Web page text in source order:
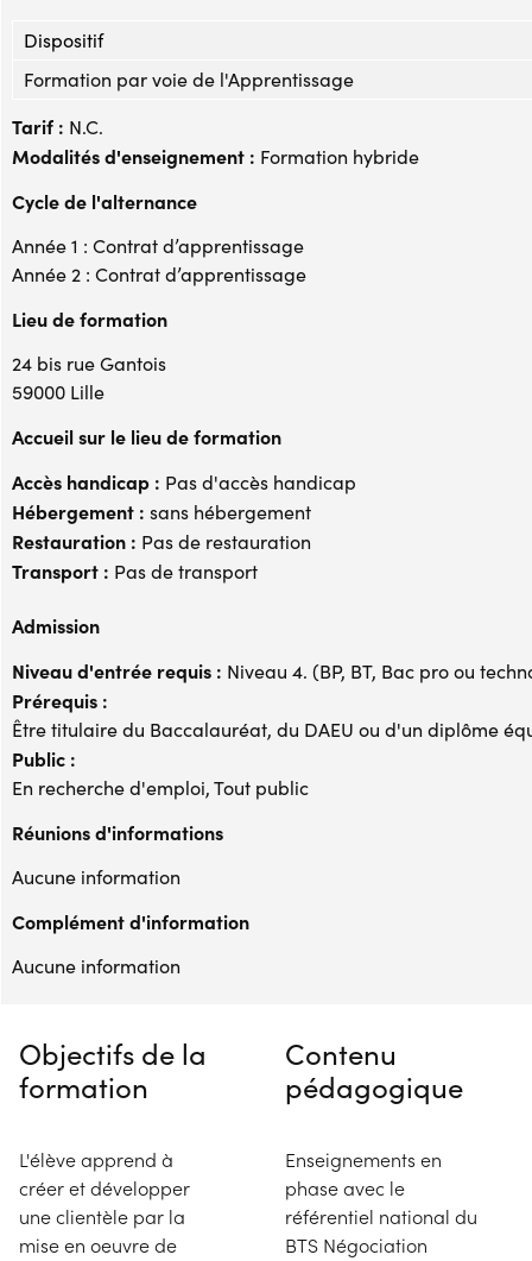
Dispositif
Formation par voie de l'Apprentissage
Tarif : N.C.
Modalités d'enseignement : Formation hybride
Cycle de l'alternance
Année 1 : Contrat d’apprentissage
Année 2 : Contrat d’apprentissage
Lieu de formation
24 bis rue Gantois
59000 Lille
Accueil sur le lieu de formation
Accès handicap : Pas d'accès handicap
Hébergement : sans hébergement
Restauration : Pas de restauration
Transport : Pas de transport
Admission
Niveau d'entrée requis : Niveau 4. (BP, BT, Bac pro ou
Prérequis :
Être titulaire du Baccalauréat, du DAEU ou d'un diplôme
Public :
En recherche d'emploi, Tout public
Réunions d'informations
Aucune information
Complément d'information
Aucune information
Objectifs de la
formation
L'élève apprend à
créer et développer
une clientèle par la
mise en oeuvre de
Contenu
pédagogique
Enseignements en
phase avec le
référentiel national du
BTS Négociation